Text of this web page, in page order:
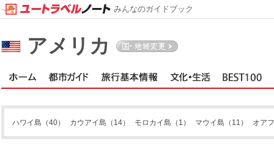
アメリカ
ハワイ島 （40） カウアイ島 （14） モロカイ島 （1） マウイ島 （11） オア
みんなのガイドブック